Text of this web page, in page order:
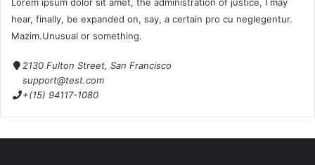
Lorem ipsum dolor sit amet, the administration of justice, I may
hear, finally, be expanded on, say, a certain pro cu neglegentur.
Mazim.Unusual or something.
2130 Fulton Street, San Francisco
support@test.com
+(15) 94117-1080